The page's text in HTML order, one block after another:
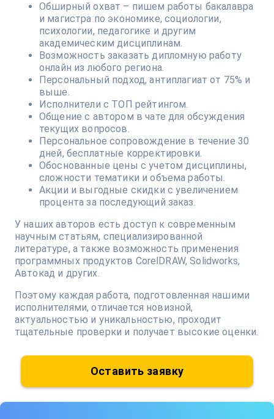
Обширный охват – пишем работы бакалавра
и магистра по экономике, социологии,
психологии, педагогике и другим
академическим дисциплинам.
Возможность заказать дипломную работу
онлайн из любого региона.
Персональный подход, антиплагиат от 75% и
выше.
Исполнители с ТОП рейтингом.
Общение с автором в чате для обсуждения
текущих вопросов.
Персональное сопровождение в течение 30
дней, бесплатные корректировки.
Обоснованные цены с учетом дисциплины,
сложности тематики и объема работы.
Акции и выгодные скидки с увеличением
процента за последующий заказ.
У наших авторов есть доступ к современным
научным статьям, специализированной
литературе, а также возможность применения
программных продуктов CorelDRAW, Solidworks,
Автокад и других.
Поэтому каждая работа, подготовленная нашими
исполнителями, отличается новизной,
актуальностью и уникальностью, проходит
тщательные проверки и получает высокие оценки.
Оставить заявку